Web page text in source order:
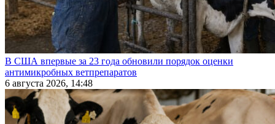
В США впервые за 23 года обновили порядок оценки
антимикробных ветпрепаратов
6 августа 2026, 14:48